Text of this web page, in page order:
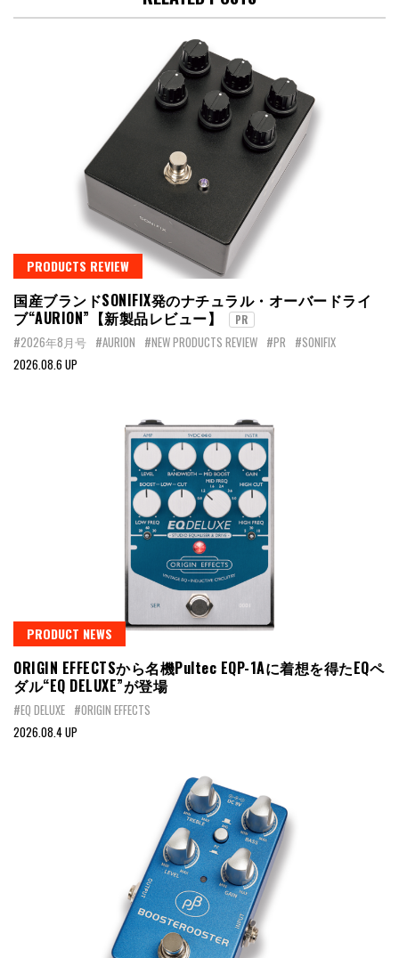
PRODUCTS REVIEW
国産ブランドSONIFIX発のナチュラル・オーバードライ
ブ“AURION”【新製品レビュー】
PR
#2026年8月号 #AURION #NEW PRODUCTS REVIEW #PR #SONIFIX
2026.08.6 UP
PRODUCT NEWS
ORIGIN EFFECTSから名機Pultec EQP-1Aに着想を得たEQペ
ダル“EQ DELUXE”が登場
#EQ DELUXE #ORIGIN EFFECTS
2026.08.4 UP